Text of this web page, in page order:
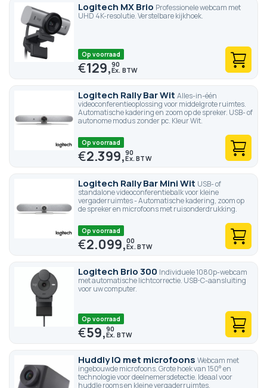
Logitech MX Brio Professionele webcam met
UHD 4K-resolutie. Verstelbare kijkhoek.
Op voorraad
€129,90
Logitech Rally Bar Wit Alles-in-één
videoconferentieoplossing voor middelgrote ruimtes.
Automatische kadering en zoom op de spreker. USB- of
autonome modus zonder pc. Kleur Wit.
Op voorraad
€2.399,90
Logitech Rally Bar Mini Wit USB- of
standalone videoconferentiebalk voor kleine
vergaderruimtes - Automatische kadering, zoom op
de spreker en microfoons met ruisonderdrukking.
Op voorraad
€2.099,00
Logitech Brio 300 Individuele 1080p-webcam
met automatische lichtcorrectie. USB-C-aansluiting
voor uw computer.
Op voorraad
€59,90
Huddly IQ met microfoons Webcam met
ingebouwde microfoons. Grote hoek van 150° en
technologie voor deelnemersdetectie. Ideaal voor
huddle rooms en kleine vergaderruimtes.